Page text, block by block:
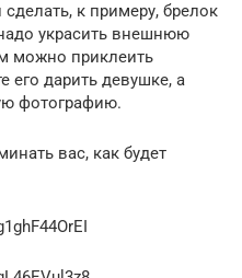
к примеру, брелок
украсить внешнюю
можно приклеить
его дарить девушке, а
фотографию.
вас, как будет